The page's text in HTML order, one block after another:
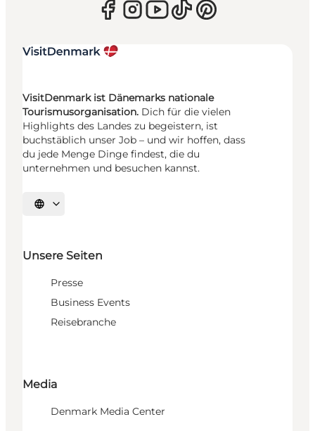
VisitDenmark ist Dänemarks nationale
Tourismusorganisation. Dich für die vielen
Highlights des Landes zu begeistern, ist
buchstäblich unser Job – und wir hoffen, dass
du jede Menge Dinge findest, die du
unternehmen und besuchen kannst.
Sprache auswählen
Unsere Seiten
Presse
Business Events
Reisebranche
Media
Denmark Media Center